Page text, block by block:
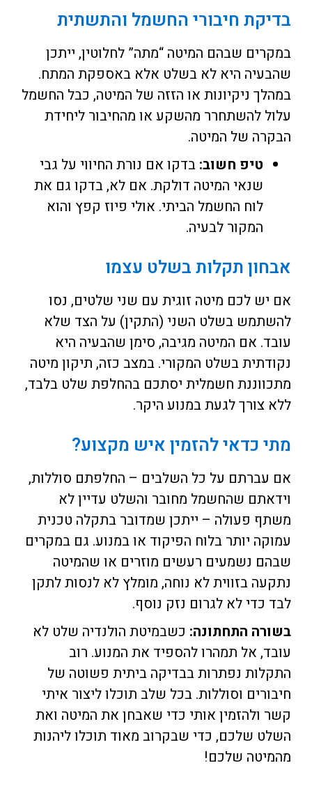
בדיקת חיבורי החשמל והתשתית
במקרים שבהם המיטה “מתה” לחלוטין, ייתכן
שהבעיה היא לא בשלט אלא באספקת המתח.
במהלך ניקיונות או הזזה של המיטה, כבל החשמל
עלול להשתחרר מהשקע או מהחיבור ליחידת
הבקרה של המיטה.
טיפ חשוב: בדקו אם נורת החיווי על גבי
שנאי המיטה דולקת. אם לא, בדקו גם את
לוח החשמל הביתי. אולי פיוז קפץ והוא
המקור לבעיה.
אבחון תקלות בשלט עצמו
אם יש לכם מיטה זוגית עם שני שלטים, נסו
להשתמש בשלט השני (התקין) על הצד שלא
עובד. אם המיטה מגיבה, סימן שהבעיה היא
נקודתית בשלט המקורי. במצב כזה, תיקון מיטה
מתכווננת חשמלית יסתכם בהחלפת שלט בלבד,
ללא צורך לגעת במנוע היקר.
מתי כדאי להזמין איש מקצוע?
אם עברתם על כל השלבים – החלפתם סוללות,
וידאתם שהחשמל מחובר והשלט עדיין לא
משתף פעולה – ייתכן שמדובר בתקלה טכנית
עמוקה יותר בלוח הפיקוד או במנוע. גם במקרים
שבהם נשמעים רעשים מוזרים או שהמיטה
נתקעה בזווית לא נוחה, מומלץ לא לנסות לתקן
לבד כדי לא לגרום נזק נוסף.
בשורה התחתונה: כשבמיטת הולנדיה שלט לא
עובד, אל תמהרו להספיד את המנוע. רוב
התקלות נפתרות בבדיקה ביתית פשוטה של
חיבורים וסוללות. בכל שלב תוכלו ליצור איתי
קשר ולהזמין אותי כדי שאבחן את המיטה ואת
השלט שלכם, כדי שבקרוב מאוד תוכלו ליהנות
מהמיטה שלכם!